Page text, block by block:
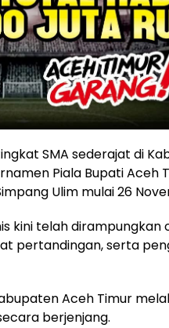
SMA sederajat di
Piala Bupati Aceh
Ulim mulai 26
kini telah dirampungkan
pertandingan, serta
Aceh Timur
berjenjang.